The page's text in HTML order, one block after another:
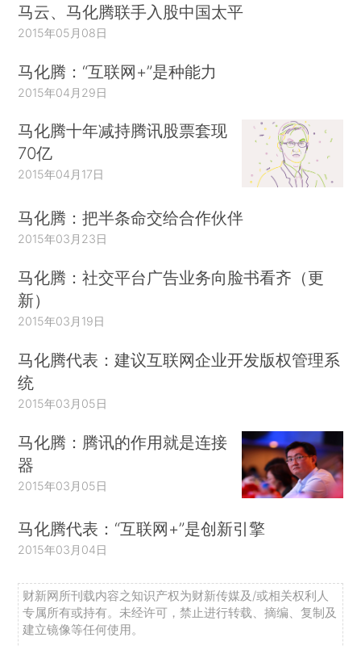
马云、马化腾联手入股中国太平
2015年05月08日
马化腾：“互联网+”是种能力
2015年04月29日
马化腾十年减持腾讯股票套现
70亿
2015年04月17日
马化腾：把半条命交给合作伙伴
2015年03月23日
马化腾：社交平台广告业务向脸书看齐（更
新）
2015年03月19日
马化腾代表：建议互联网企业开发版权管理系
统
2015年03月05日
马化腾：腾讯的作用就是连接
器
2015年03月05日
马化腾代表：“互联网+”是创新引擎
2015年03月04日
财新网所刊载内容之知识产权为财新传媒及/或相关权利人
专属所有或持有。未经许可，禁止进行转载、摘编、复制及
建立镜像等任何使用。